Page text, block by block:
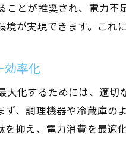
電気設備の未来を見
設計プロフェッショ
厨房の効率化を実現するた
設備ごとの電力需要
調理時間短縮を可能
メンテナンスを簡素
とが推奨され、電力
が実現できます。これ
効率化
化するためには、適
、調理機器や冷蔵庫
抑え、電力消費を最適